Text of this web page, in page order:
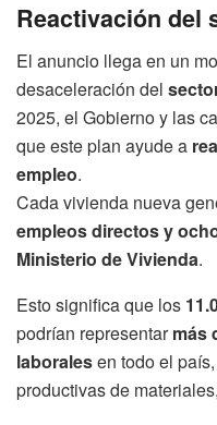
Reactivación del
El anuncio llega en un
desaceleración del
2025, el Gobierno y las
que este plan ayude a
empleo.
Cada vivienda nueva
empleos directos y
Ministerio de Vivienda.
Esto significa que los
podrían representarmás
laboralesen todo el
productivas de